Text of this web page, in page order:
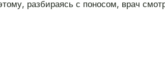
разбираясь с поносом, врач